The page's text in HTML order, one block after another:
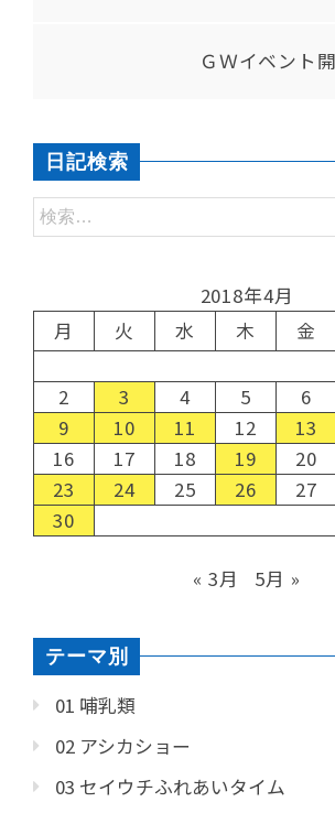
ＧＷイベント
日記検索
2018年4月
月
火 水 木 金
2
3 4 5 6
9
10 11 12 13
16
17 18 19 20
23
24 25 26 27
30
« 3月 5月 »
テーマ別
01 哺乳類
02 アシカショー
03 セイウチふれあいタイム